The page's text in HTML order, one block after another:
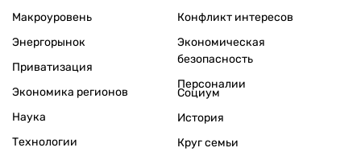
Макроуровень
Энергорынок
Приватизация
Экономика регионов
Конфликт интересов
Экономическая
безопасность
Персоналии
Наука
Технологии
Социум
История
Круг семьи